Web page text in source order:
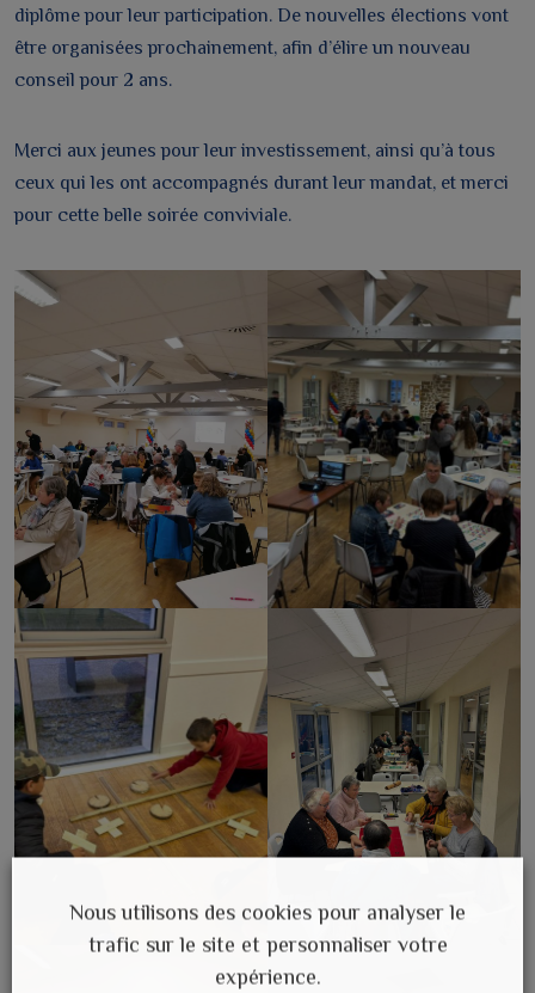
diplôme pour leur participation. De nouvelles élections vont
être organisées prochainement, afin d’élire un nouveau
conseil pour 2 ans.
Merci aux jeunes pour leur investissement, ainsi qu’à tous
ceux qui les ont accompagnés durant leur mandat, et merci
pour cette belle soirée conviviale.
Nous utilisons des cookies pour analyser le
trafic sur le site et personnaliser votre
expérience.